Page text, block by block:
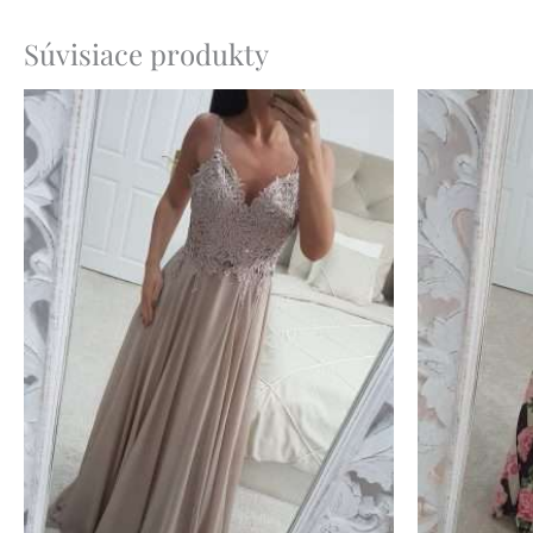
Súvisiace produkty
cena
bola: